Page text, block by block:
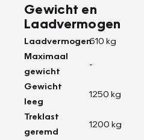
Gewicht en
Laadvermogen
Laadvermogen610 kg
Maximaal
gewicht
-
Gewicht
leeg
1250 kg
Treklast
geremd
1200 kg